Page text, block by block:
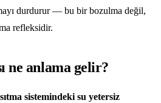
durdurur — bu bir bozulma değil,
refleksidir.
ne anlama gelir?
sistemindeki su yetersiz